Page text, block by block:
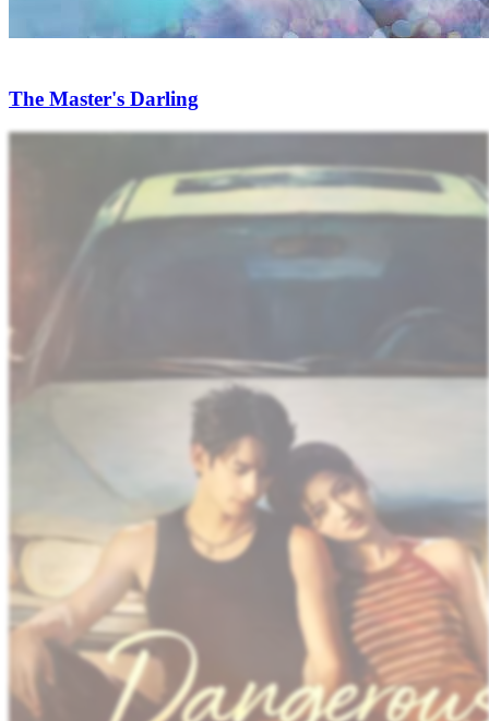
The Master's Darling